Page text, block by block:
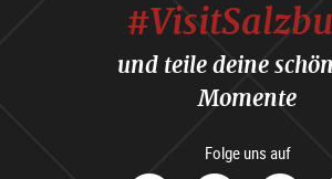
und teile deine
Momente
Folge uns auf